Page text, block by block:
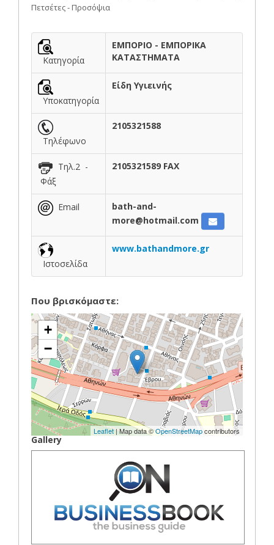
Πετσέτες - Προσόψια
Κατηγορία
ΕΜΠΟΡΙΟ - ΕΜΠΟΡΙΚΑ
ΚΑΤΑΣΤΗΜΑΤΑ
Υποκατηγορία
Είδη Υγιεινής
Τηλέφωνο
2105321588
Τηλ.2 -
Φάξ
2105321589 FAX
Email
bath-and-
more@hotmail.com
Ιστοσελίδα
www.bathandmore.gr
Που βρισκόμαστε:
+
−
Leaflet| Map data ©OpenStreetMapcontributors
Gallery